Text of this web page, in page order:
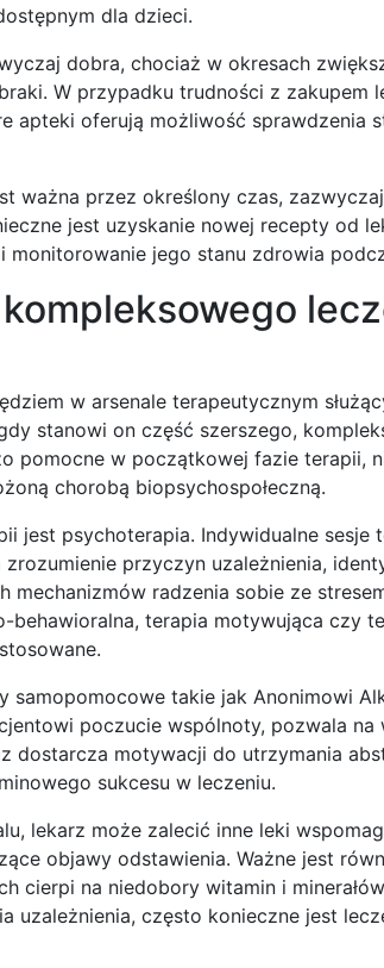
dla dzieci.
dobra, chociaż w okresach
W przypadku trudności z zakupem
apteki oferują możliwość sprawdzenia
ważna przez określony czas,
jest uzyskanie nowej recepty od
monitorowanie jego stanu zdrowia
w arsenale terapeutycznym
stanowi on część szerszego,
pomocne w początkowej fazie terapii,
chorobą biopsychospołeczną.
jest psychoterapia. Indywidualne sesje
przyczyn uzależnienia,
mechanizmów radzenia sobie ze
behawioralna, terapia motywująca czy
samopomocowe takie jak Anonimowi
poczucie wspólnoty, pozwala
dostarcza motywacji do utrzymania
sukcesu w leczeniu.
lekarz może zalecić inne leki
objawy odstawienia. Ważne jest
cierpi na niedobory witamin i
uzależnienia, często konieczne jest